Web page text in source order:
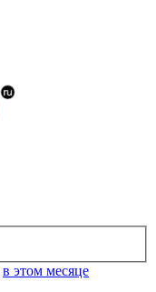
в этом месяце